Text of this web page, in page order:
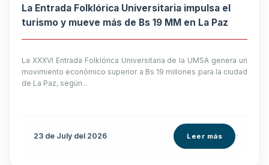
La Entrada Folklórica Universitaria impulsa el
turismo y mueve más de Bs 19 MM en La Paz
La XXXVI Entrada Folklórica Universitaria de la UMSA genera un
movimiento económico superior a Bs 19 millones para la ciudad
de La Paz, según...
23 de July del 2026 Leer más